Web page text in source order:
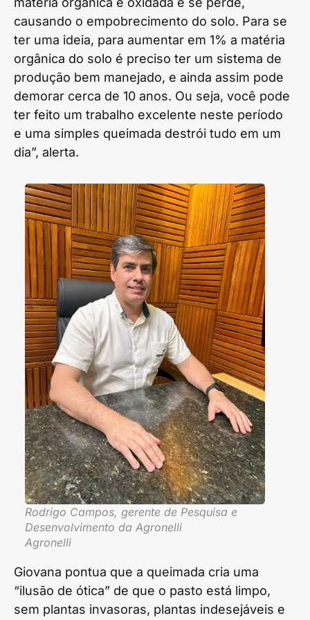
causando o empobrecimento do solo. Para se
ter uma ideia, para aumentar em 1% a matéria
orgânica do solo é preciso ter um sistema de
produção bem manejado, e ainda assim pode
demorar cerca de 10 anos. Ou seja, você pode
ter feito um trabalho excelente neste período
e uma simples queimada destrói tudo em um
dia”, alerta.
Rodrigo Campos, gerente de Pesquisa e
Desenvolvimento da Agronelli
Agronelli
Giovana pontua que a queimada cria uma
“ilusão de ótica” de que o pasto está limpo,
sem plantas invasoras, plantas indesejáveis e